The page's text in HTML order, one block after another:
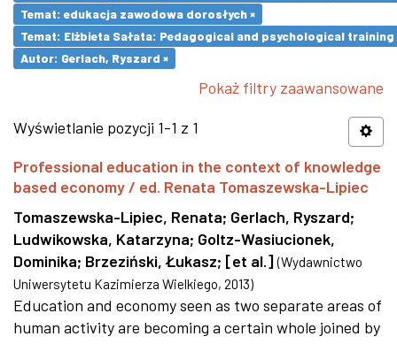
Temat: edukacja zawodowa dorosłych ×
Temat: Elżbieta Sałata: Pedagogical and psychological
Autor: Gerlach, Ryszard ×
Pokaż filtry zaawansowane
Wyświetlanie pozycji 1-1 z 1
Professional education in the context of knowledge
based economy / ed. Renata Tomaszewska-Lipiec
Tomaszewska-Lipiec, Renata; Gerlach, Ryszard;
Ludwikowska, Katarzyna; Goltz-Wasiucionek,
Dominika; Brzeziński, Łukasz; [et al.] (Wydawnictwo
Uniwersytetu Kazimierza Wielkiego, 2013)
Education and economy seen as two separate areas of
human activity are becoming a certain whole joined by